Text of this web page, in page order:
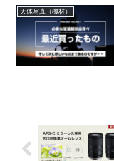
天体写真（機材）